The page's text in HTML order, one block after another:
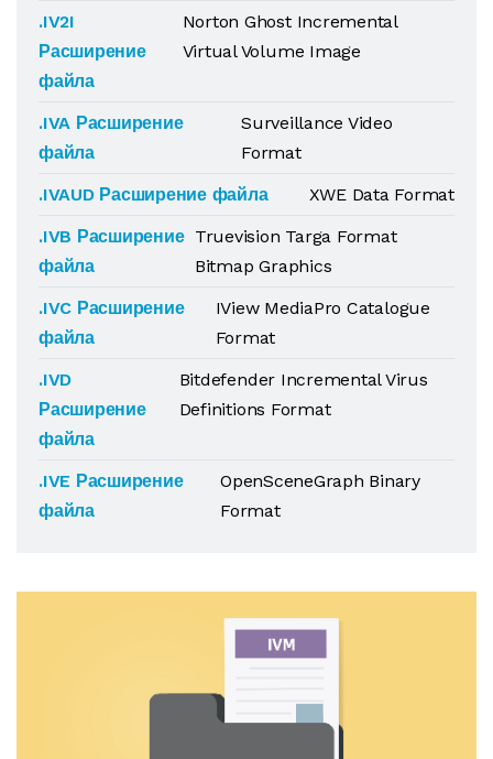
.IV2I
Расширение
файла
Norton Ghost Incremental
Virtual Volume Image
.IVA Расширение
файла
Surveillance Video
Format
.IVAUD Расширение файла
XWE Data Format
.IVB Расширение
файла
Truevision Targa Format
Bitmap Graphics
.IVC Расширение
файла
IView MediaPro Catalogue
Format
.IVD
Расширение
файла
Bitdefender Incremental Virus
Definitions Format
.IVE Расширение
файла
OpenSceneGraph Binary
Format